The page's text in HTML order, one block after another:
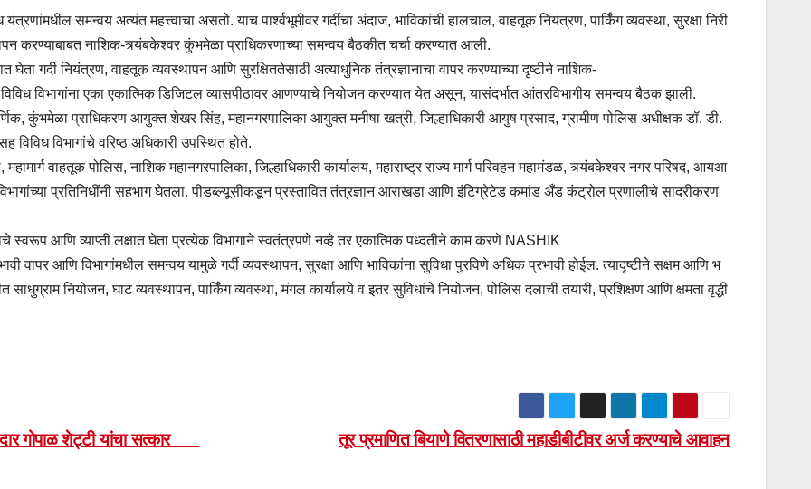
समन्वय अत्यंत महत्त्वाचा असतो. याच पार्श्वभूमीवर गर्दीचा अंदाज, भाविकांची हालचाल, वाहतूक नियंत्रण, पार्किंग व्यवस्था, सुरक्षा निरी
करण्याबाबत नाशिक-त्र्यंबकेश्वर कुंभमेळा प्राधिकरणाच्या समन्वय बैठकीत चर्चा करण्यात आली.
गर्दी नियंत्रण, वाहतूक व्यवस्थापन आणि सुरक्षिततेसाठी अत्याधुनिक तंत्रज्ञानाचा वापर करण्याच्या दृष्टीने नाशिक-
विभागांना एका एकात्मिक डिजिटल व्यासपीठावर आणण्याचे नियोजन करण्यात येत असून, यासंदर्भात आंतरविभागीय समन्वय बैठक झाली.
कुंभमेळा प्राधिकरण आयुक्त शेखर सिंह, महानगरपालिका आयुक्त मनीषा खत्री, जिल्हाधिकारी आयुष प्रसाद, ग्रामीण पोलिस अधीक्षक डॉ. डी.
विभागांचे वरिष्ठ अधिकारी उपस्थित होते.
वाहतूक पोलिस, नाशिक महानगरपालिका, जिल्हाधिकारी कार्यालय, महाराष्ट्र राज्य मार्ग परिवहन महामंडळ, त्र्यंबकेश्वर नगर परिषद, आयआ
प्रतिनिधींनी सहभाग घेतला. पीडब्ल्यूसीकडून प्रस्तावित तंत्रज्ञान आराखडा आणि इंटिग्रेटेड कमांड अँड कंट्रोल प्रणालीचे सादरीकरण
आणि व्याप्ती लक्षात घेता प्रत्येक विभागाने स्वतंत्रपणे नव्हे तर एकात्मिक पध्दतीने काम करणे NASHIK
वापर आणि विभागांमधील समन्वय यामुळे गर्दी व्यवस्थापन, सुरक्षा आणि भाविकांना सुविधा पुरविणे अधिक प्रभावी होईल. त्यादृष्टीने सक्षम आणि भ
नियोजन, घाट व्यवस्थापन, पार्किंग व्यवस्था, मंगल कार्यालये व इतर सुविधांचे नियोजन, पोलिस दलाची तयारी, प्रशिक्षण आणि क्षमता वृद्धी
तूर प्रमाणित बियाणे वितरणासाठी महाडीबीटीवर अर्ज करण्याचे आवाहन
गोपाळ शेट्टी यांचा सत्कार